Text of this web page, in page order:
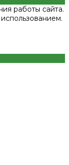
работы сайта.